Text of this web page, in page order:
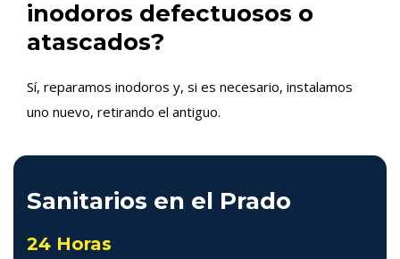
inodoros defectuosos o
atascados?
Sí, reparamos inodoros y, si es necesario, instalamos
uno nuevo, retirando el antiguo.
Sanitarios en el Prado
24 Horas